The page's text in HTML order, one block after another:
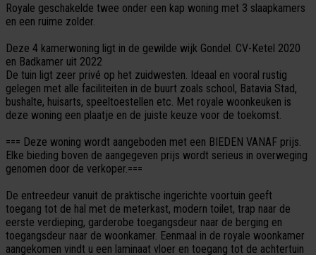
Royale geschakelde twee onder een kap woning met 3 slaapkamers
en een ruime zolder.
Deze 4 kamerwoning ligt in de gewilde wijk Gondel. CV-Ketel 2020
en Badkamer uit 2022
De tuin ligt zeer privé op het zuidwesten. Ideaal en vooral rustig
gelegen met alle faciliteiten in de buurt zoals school, Batavia Stad,
bushalte, huisarts, speeltoestellen etc. Met royale woonkeuken is
deze woning een plaatje en de juiste keuze voor de toekomst.
=== Deze woning wordt aangeboden met een BIEDEN VANAF prijs.
Elke bieding boven de aangegeven prijs wordt serieus in overweging
genomen door de verkoper.===
De entreedeur vanuit de praktische ingerichte voortuin geeft
toegang tot de hal met de meterkast, modern toilet, trap naar de
eerste verdieping, garderobe toegangsdeur naar de berging en
toegangsdeur naar de woonkamer. Eenmaal in de royale woonkamer
aangekomen vindt u een laminaat vloer en toegang tot de achtertuin